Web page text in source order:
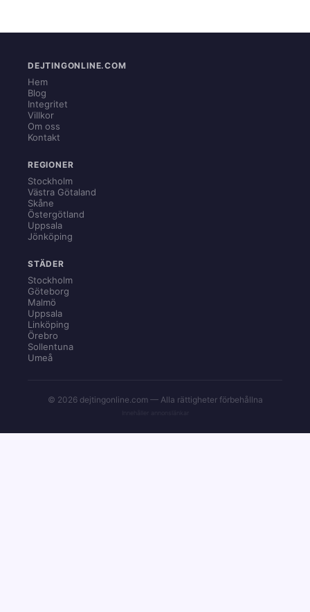
DEJTINGONLINE.COM
Hem
Blog
Integritet
Villkor
Om oss
Kontakt
REGIONER
Stockholm
Västra Götaland
Skåne
Östergötland
Uppsala
Jönköping
STÄDER
Stockholm
Göteborg
Malmö
Uppsala
Linköping
Örebro
Sollentuna
Umeå
© 2026 dejtingonline.com — Alla rättigheter förbehållna